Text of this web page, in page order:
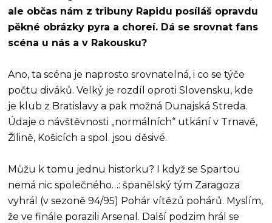
ale občas nám z tribuny Rapidu posíláš opravdu
pěkné obrázky pyra a choreí. Dá se srovnat fans
scéna u nás a v Rakousku?
Ano, ta scéna je naprosto srovnatelná, i co se týče
počtu diváků. Velký je rozdíl oproti Slovensku, kde
je klub z Bratislavy a pak možná Dunajská Streda.
Údaje o návštěvnosti „normálních“ utkání v Trnavě,
Žilině, Košicích a spol. jsou děsivé.
Můžu k tomu jednu historku? I když se Spartou
nemá nic společného…: španělský tým Zaragoza
vyhrál (v sezoně 94/95) Pohár vítězů pohárů. Myslím,
že ve finále porazili Arsenal. Další podzim hrál se